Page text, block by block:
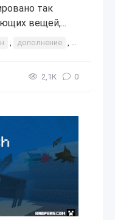
так
вещей,...
, дополнение , мод
2,1К 0